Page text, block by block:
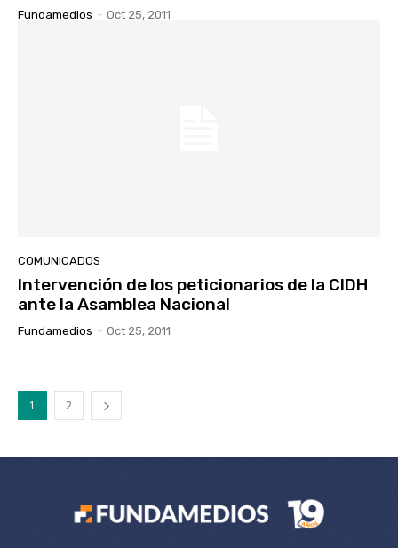
Fundamedios - Oct 25, 2011
COMUNICADOS
Intervención de los peticionarios de la CIDH
ante la Asamblea Nacional
Fundamedios - Oct 25, 2011
1 2